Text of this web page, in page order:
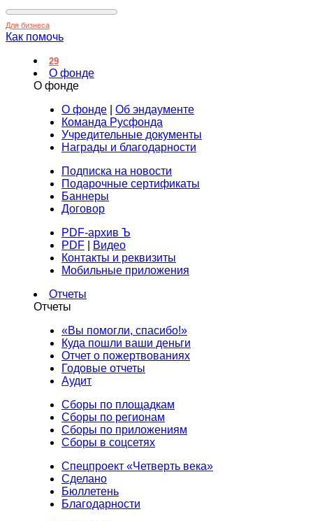
Для бизнеса
Как помочь
29
О фонде
О фонде
О фонде
Об эндаументе
Команда Русфонда
Учредительные документы
Награды и благодарности
Подписка на новости
Подарочные сертификаты
Баннеры
Договор
PDF-архив Ъ
PDF
Видео
Контакты и реквизиты
Мобильные приложения
Отчеты
Отчеты
«Вы помогли, спасибо!»
Куда пошли ваши деньги
Отчет о пожертвованиях
Годовые отчеты
Аудит
Сборы по площадкам
Сборы по регионам
Сборы по приложениям
Сборы в соцсетях
Спецпроект «Четверть века»
Сделано
Бюллетень
Благодарности